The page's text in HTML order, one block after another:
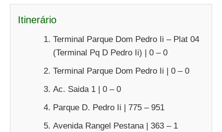
Itinerário
Terminal Parque Dom Pedro Ii – Plat 04
(Terminal Pq D Pedro Ii) | 0 – 0
Terminal Parque Dom Pedro Ii | 0 – 0
Ac. Saida 1 | 0 – 0
Parque D. Pedro Ii | 775 – 951
Avenida Rangel Pestana | 363 – 1